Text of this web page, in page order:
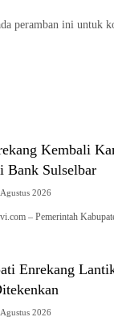
peramban ini untuk
Kembali
Bank Sulselbar
2026
– Pemerintah
Enrekang
2026